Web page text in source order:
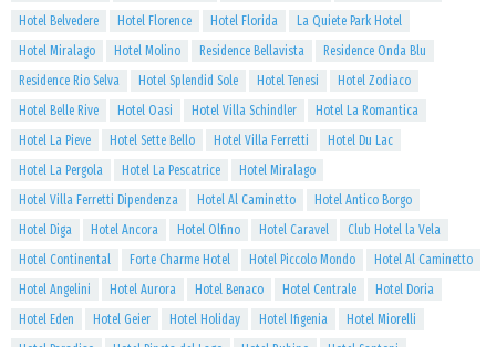
Hotel Belvedere
Hotel Florence Hotel Florida
La Quiete Park Hotel
Hotel Miralago
Hotel Molino Residence Bellavista
Residence Onda Blu
Residence Rio Selva
Hotel Splendid Sole Hotel Tenesi
Hotel Zodiaco
Hotel Belle Rive
Hotel Oasi Hotel Villa Schindler
Hotel La Romantica
Hotel La Pieve
Hotel Sette Bello Hotel Villa Ferretti
Hotel Du Lac
Hotel La Pergola
Hotel La Pescatrice
Hotel Miralago
Hotel Villa Ferretti Dipendenza
Hotel Al Caminetto
Hotel Antico Borgo
Hotel Diga
Hotel Ancora Hotel Olfino Hotel Caravel
Club Hotel la Vela
Hotel Continental
Forte Charme Hotel Hotel Piccolo Mondo
Hotel Al Caminetto
Hotel Angelini
Hotel Aurora Hotel Benaco Hotel Centrale
Hotel Doria
Hotel Eden
Hotel Geier Hotel Holiday Hotel Ifigenia
Hotel Miorelli